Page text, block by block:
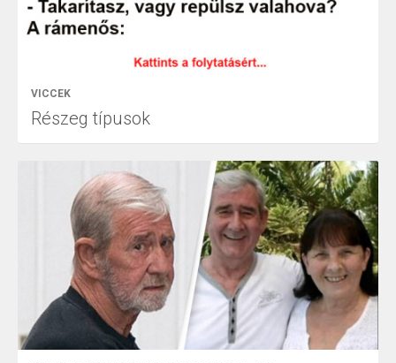
VICCEK
Részeg típusok